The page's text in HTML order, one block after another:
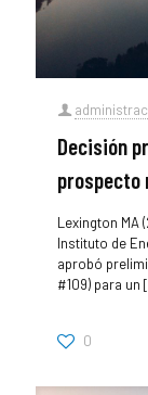
Decisión
prospecto
Lexington MA
Instituto de
aprobó
#109) para un
0